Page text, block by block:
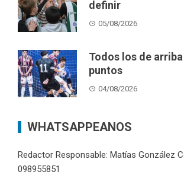
definir
05/08/2026
Todos los de
puntos
04/08/2026
WHATSAPPEANOS
Redactor Responsable: Matías González
098955851